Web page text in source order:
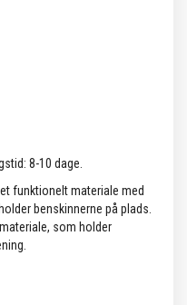
8-10 dage.
funktionelt materiale med
benskinnerne på plads.
som holder